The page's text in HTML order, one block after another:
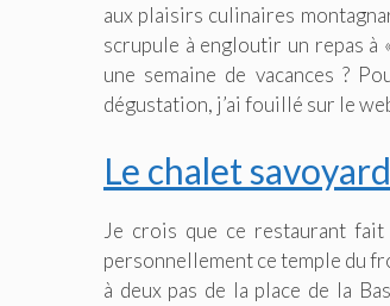
aux plaisirs culinaires
scrupule à engloutir un repas
une semaine de vacances ?
dégustation, j’ai fouillé sur le
Le chalet savoyard
Je crois que ce restaurant fait
personnellement ce temple du
à deux pas de la place de la